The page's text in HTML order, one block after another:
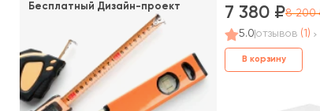
Бесплатный Дизайн-проект 7 380
8 200
5.0 отзывов (1)
В корзину